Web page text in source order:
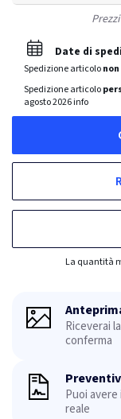
Date di
Spedizione articolo
Spedizione articolo
agosto 2026info
La quantità
Riceverai
conferma
Puoi
reale